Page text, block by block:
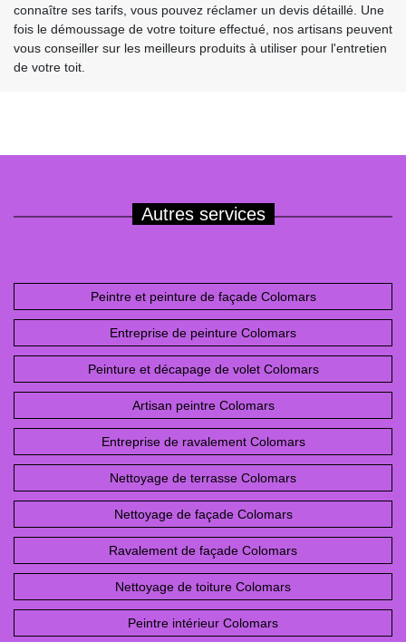
connaître ses tarifs, vous pouvez réclamer un devis détaillé. Une
fois le démoussage de votre toiture effectué, nos artisans peuvent
vous conseiller sur les meilleurs produits à utiliser pour l'entretien
de votre toit.
Autres services
Peintre et peinture de façade Colomars
Entreprise de peinture Colomars
Peinture et décapage de volet Colomars
Artisan peintre Colomars
Entreprise de ravalement Colomars
Nettoyage de terrasse Colomars
Nettoyage de façade Colomars
Ravalement de façade Colomars
Nettoyage de toiture Colomars
Peintre intérieur Colomars